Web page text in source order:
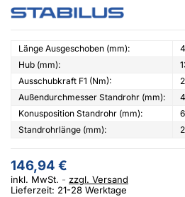
Länge Ausgeschoben (mm):
Hub (mm):
Ausschubkraft F1 (Nm):
Außendurchmesser Standrohr (mm):
Konusposition Standrohr (mm):
Standrohrlänge (mm):
146,94 €
inkl. MwSt.
zzgl. Versand
Lieferzeit: 21-28 Werktage